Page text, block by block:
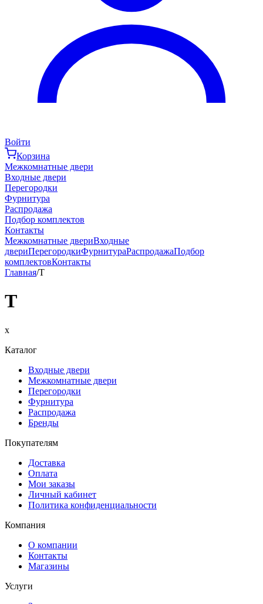
Войти
Корзина
Межкомнатные двери
Входные двери
Перегородки
Фурнитура
Распродажа
Подбор комплектов
Контакты
Межкомнатные двериВходные
двериПерегородкиФурнитураРаспродажаПодбор
комплектовКонтакты
Главная/T
T
x
Каталог
Входные двери
Межкомнатные двери
Перегородки
Фурнитура
Распродажа
Бренды
Покупателям
Доставка
Оплата
Мои заказы
Личный кабинет
Политика конфиденциальности
Компания
О компании
Контакты
Магазины
Услуги